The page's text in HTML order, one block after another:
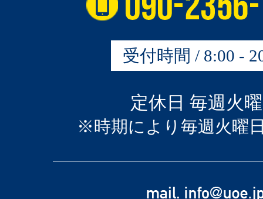
受付時間 / 8:00 -
定休日 毎週火
※時期により毎週火曜